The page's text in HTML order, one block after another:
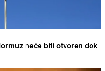
neće biti otvoren dok